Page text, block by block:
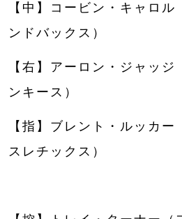
【中】コービン・キャロ
ンドバックス）
【右】アーロン・ジャッ
ンキース）
【指】ブレント・ルッカ
スレチックス）